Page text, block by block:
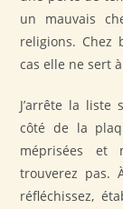
un mauvais
religions. Chez
cas elle ne sert
J’arrête la
côté de la
méprisées et
trouverez pas.
réfléchissez,